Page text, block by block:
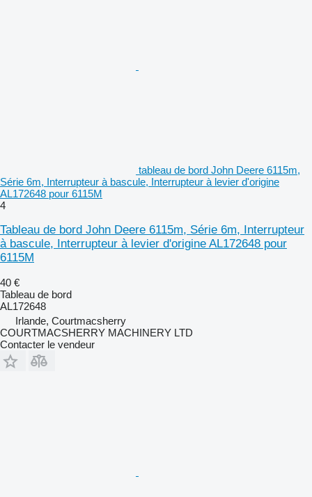
tableau de bord John Deere 6115m,
Série 6m, Interrupteur à bascule, Interrupteur à levier d'origine
AL172648 pour 6115M
4
Tableau de bord John Deere 6115m, Série 6m, Interrupteur
à bascule, Interrupteur à levier d'origine AL172648 pour
6115M
40 €
Tableau de bord
AL172648
Irlande, Courtmacsherry
COURTMACSHERRY MACHINERY LTD
Contacter le vendeur